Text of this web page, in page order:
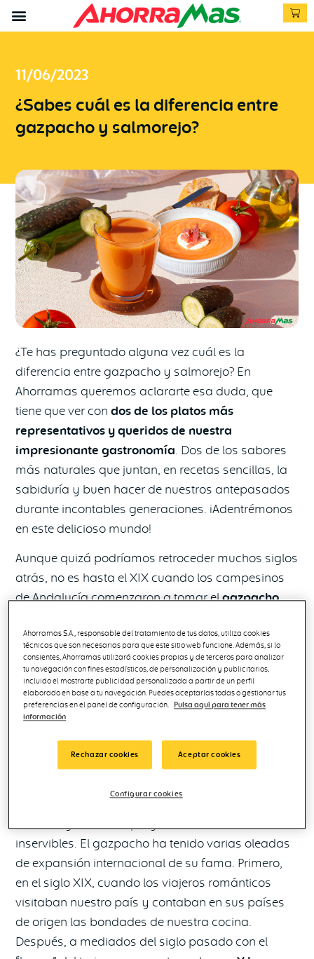
11/06/2023
¿Sabes cuál es la diferencia entre
gazpacho y salmorejo?
¿Te has preguntado alguna vez cuál es la
diferencia entre gazpacho y salmorejo? En
Ahorramas queremos aclararte esa duda, que
tiene que ver condos de los platos más
representativos y queridos de nuestra
impresionante gastronomía . Dos de los sabores
más naturales que juntan, en recetas sencillas, la
sabiduría y buen hacer de nuestros antepasados
durante incontables generaciones. ¡Adentrémonos
en este delicioso mundo!
Aunque quizá podríamos retroceder muchos siglos
atrás, no es hasta el XIX cuando los campesinos
de Andalucía comenzaron a tomar elgazpacho
mezcla depan desmigado, agua,aceite de oliva
y vinagre. A ese tomate, que había llegado de
América, se le fueron añadiendo otrosvegetales
como elpepinoy elpimiento, dando forma al
actual gazpacho. Al que también se le puede
gusto que cada vez tiene más variantes posibles.
cocina de aprovechamiento, ya que trata de
inservibles. El gazpacho ha tenido varias oleadas
de expansión internacional de su fama. Primero,
en el siglo XIX, cuando los viajeros románticos
visitaban nuestro país y contaban en sus países
de origen las bondades de nuestra cocina.
Después, a mediados del siglo pasado con el
Ahorramas S.A., responsable del tratamiento de tus datos, utiliza cookies
técnicas que son necesarias para que este sitio web funcione. Además, si lo
consientes, Ahorramas utilizará cookies propias y de terceros para analizar
tu navegación con fines estadísticos, de personalización y publicitarios,
incluido el mostrarte publicidad personalizada a partir de un perfil
elaborado en base a tu navegación. Puedes aceptarlas todas o gestionar tus
preferencias en el panel de configuración. Pulsa aquí para tener más
información
Rechazar cookies Aceptar cookies
Configurar cookies